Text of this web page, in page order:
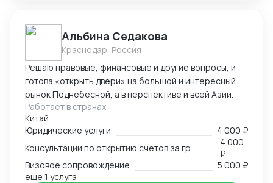
Альбина Седакова
Краснодар, Россия
Решаю правовые, финансовые и другие вопросы, и
готова «открыть двери» на большой и интересный
рынок Поднебесной, а в перспективе и всей Азии.
Работает в странах
Китай
Юридические услуги
4 000 ₽
4 000
₽
Визовое сопровождение
5 000 ₽
ещё 1 услуга